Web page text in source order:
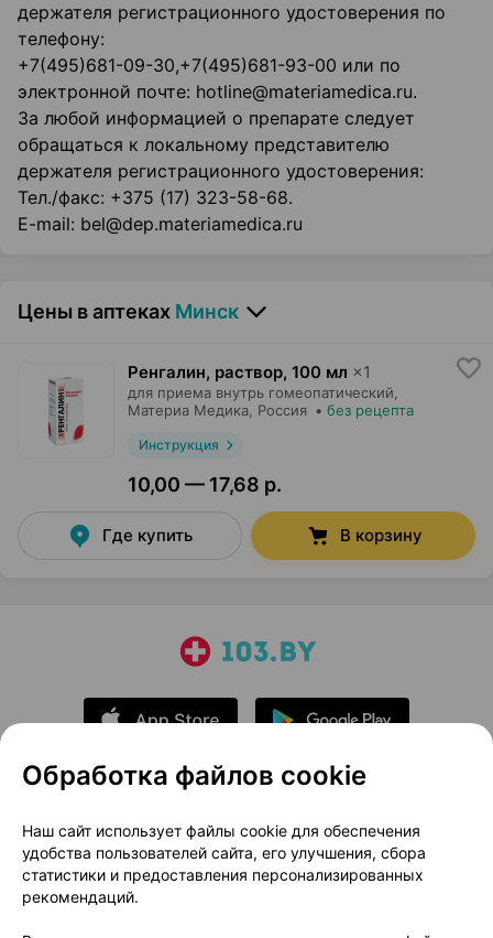
держателя регистрационного удостоверения по
телефону:
+7(495)681-09-30,+7(495)681-93-00 или по
электронной почте: hotline@materiamedica.ru.
За любой информацией о препарате следует
обращаться к локальному представителю
держателя регистрационного удостоверения:
Тел./факс: +375 (17) 323-58-68.
E-mail: bel@dep.materiamedica.ru
Цены в аптеках Минск
Ренгалин, раствор, 100 мл ×1
для приема внутрь гомеопатический,
Материа Медика, Россия • без рецепта
Инструкция
10,00 — 17,68 р.
Где купить В корзину
О проекте
Новости проекта
Размещение рекламы
Медицинский маркетинг
Публичный договор
Доставка
Обработка файлов cookie
Наш сайт использует файлы cookie для обеспечения
удобства пользователей сайта, его улучшения, сбора
статистики и предоставления персонализированных
рекомендаций.